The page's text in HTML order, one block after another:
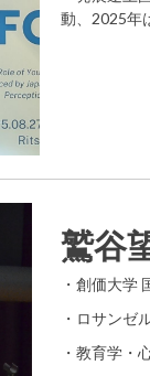
動、2025年
鷲谷
・創価大学
・ロサンゼ
・教育学・